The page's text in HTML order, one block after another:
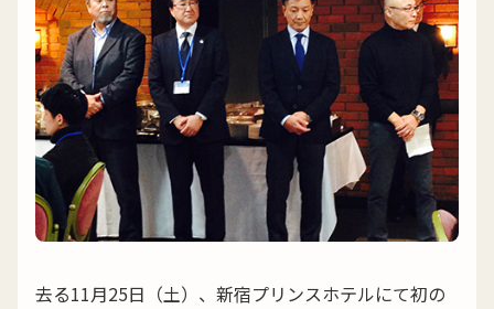
去る11月25日（土）、新宿プリンスホテルにて初の